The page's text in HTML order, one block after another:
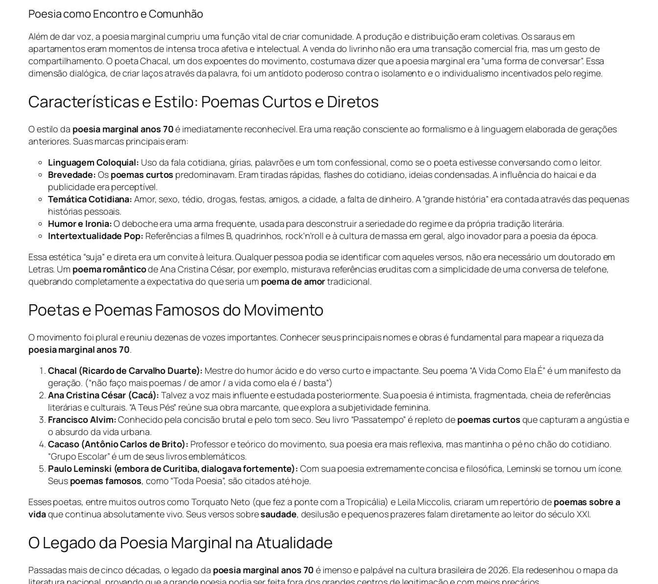
Poesia como Encontro e Comunhão
Além de dar voz, a poesia marginal cumpriu uma função vital de criar comunidade. A produção e distribuição eram coletivas. Os saraus em
apartamentos eram momentos de intensa troca afetiva e intelectual. A venda do livrinho não era uma transação comercial fria, mas um gesto de
compartilhamento. O poeta Chacal, um dos expoentes do movimento, costumava dizer que a poesia marginal era “uma forma de conversar”. Essa
dimensão dialógica, de criar laços através da palavra, foi um antídoto poderoso contra o isolamento e o individualismo incentivados pelo regime.
Características e Estilo: Poemas Curtos e Diretos
O estilo da poesia marginal anos 70é imediatamente reconhecível. Era uma reação consciente ao formalismo e à linguagem elaborada de gerações
anteriores. Suas marcas principais eram:
Linguagem Coloquial: Uso da fala cotidiana, gírias, palavrões e um tom confessional, como se o poeta estivesse conversando com o leitor.
Brevedade: Os poemas curtos predominavam. Eram tiradas rápidas, flashes do cotidiano, ideias condensadas. A influência do haicai e da
publicidade era perceptível.
Temática Cotidiana: Amor, sexo, tédio, drogas, festas, amigos, a cidade, a falta de dinheiro. A “grande história” era contada através das pequenas
histórias pessoais.
Humor e Ironia:O deboche era uma arma frequente, usada para desconstruir a seriedade do regime e da própria tradição literária.
Intertextualidade Pop: Referências a filmes B, quadrinhos, rock’n’roll e à cultura de massa em geral, algo inovador para a poesia da época.
Essa estética “suja” e direta era um convite à leitura. Qualquer pessoa podia se identificar com aqueles versos, não era necessário um doutorado em
Letras. Um poema românticode Ana Cristina César, por exemplo, misturava referências eruditas com a simplicidade de uma conversa de telefone,
quebrando completamente a expectativa do que seria um poema de amortradicional.
Poetas e Poemas Famosos do Movimento
O movimento foi plural e reuniu dezenas de vozes importantes. Conhecer seus principais nomes e obras é fundamental para mapear a riqueza da
poesia marginal anos 70.
Chacal (Ricardo de Carvalho Duarte): Mestre do humor ácido e do verso curto e impactante. Seu poema “A Vida Como Ela É” é um manifesto da
geração. (“não faço mais poemas / de amor / a vida como ela é / basta”)
Ana Cristina César (Cacá): Talvez a voz mais influente e estudada posteriormente. Sua poesia é intimista, fragmentada, cheia de referências
literárias e culturais. “A Teus Pés” reúne sua obra marcante, que explora a subjetividade feminina.
Francisco Alvim:Conhecido pela concisão brutal e pelo tom seco. Seu livro “Passatempo” é repleto de poemas curtos que capturam a angústia e
o absurdo da vida urbana.
Cacaso (Antônio Carlos de Brito): Professor e teórico do movimento, sua poesia era mais reflexiva, mas mantinha o pé no chão do cotidiano.
“Grupo Escolar” é um de seus livros emblemáticos.
Paulo Leminski (embora de Curitiba, dialogava fortemente): Com sua poesia extremamente concisa e filosófica, Leminski se tornou um ícone.
Seus poemas famosos, como “Toda Poesia”, são citados até hoje.
Esses poetas, entre muitos outros como Torquato Neto (que fez a ponte com a Tropicália) e Leila Miccolis, criaram um repertório de poemas sobre a
vidaque continua absolutamente vivo. Seus versos sobresaudade, desilusão e pequenos prazeres falam diretamente ao leitor do século XXI.
O Legado da Poesia Marginal na Atualidade
Passadas mais de cinco décadas, o legado da poesia marginal anos 70 é imenso e palpável na cultura brasileira de 2026. Ela redesenhou o mapa da